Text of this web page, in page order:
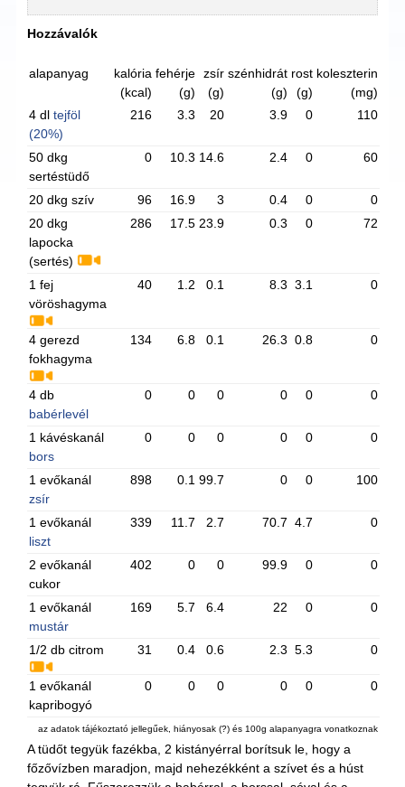
Hozzávalók
alapanyag
kalória
(kcal)
fehérje
(g)
zsír
(g)
szénhidrát
(g)
rost
(g)
koleszterin
(mg)
4 dltejföl
(20%)
216 3.3 20 3.9 0 110
50 dkg
sertéstüdő
0 10.3 14.6 2.4 0 60
20 dkg szív 96 16.9 3 0.4 0
0
20 dkg
lapocka
(sertés)
286 17.5 23.9 0.3 0 72
1 fej
vöröshagyma
40 1.2 0.1 8.3 3.1 0
4 gerezd
fokhagyma
134 6.8 0.1 26.3 0.8 0
4 db
babérlevél
0 0 0 0 0 0
1 kávéskanál
bors
0 0 0 0 0 0
1 evőkanál
zsír
898 0.1 99.7 0 0 100
1 evőkanál
liszt
339 11.7 2.7 70.7 4.7 0
2 evőkanál
cukor
402 0 0 99.9 0 0
1 evőkanál
mustár
169 5.7 6.4 22 0 0
1/2 db citrom 31 0.4 0.6 2.3 5.3 0
1 evőkanál
kapribogyó
0 0 0 0 0 0
az adatok tájékoztató jellegűek, hiányosak (?) és 100g alapanyagra vonatkoznak
A tüdőt tegyük fazékba, 2 kistányérral borítsuk le, hogy a
főzővízben maradjon, majd nehezékként a szívet és a húst